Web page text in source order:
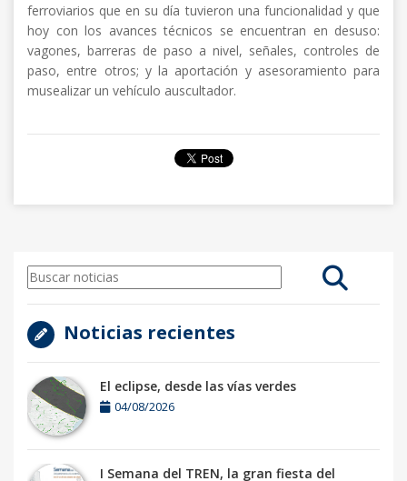
ferroviarios que en su día tuvieron una funcionalidad y que
hoy con los avances técnicos se encuentran en desuso:
vagones, barreras de paso a nivel, señales, controles de
paso, entre otros; y la aportación y asesoramiento para
musealizar un vehículo auscultador.
Noticias recientes
El eclipse, desde las vías verdes
04/08/2026
I Semana del TREN, la gran fiesta del